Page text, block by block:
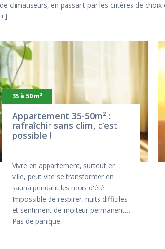
climatiseurs, en passant par les critères de choix
+
35 à 50 m²
Appartement 35-50m² :
rafraîchir sans clim, c’est
possible !
Vivre en appartement, surtout en
ville, peut vite se transformer en
sauna pendant les mois d'été.
Impossible de respirer, nuits difficiles
et sentiment de moiteur permanent…
Pas de panique…